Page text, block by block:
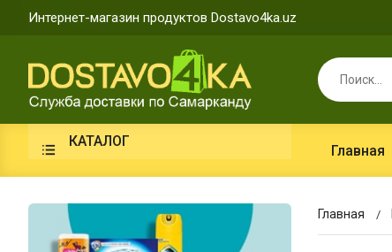
Интернет-магазин продуктов Dostavo4ka.uz
КАТАЛОГ
Главная
Главная